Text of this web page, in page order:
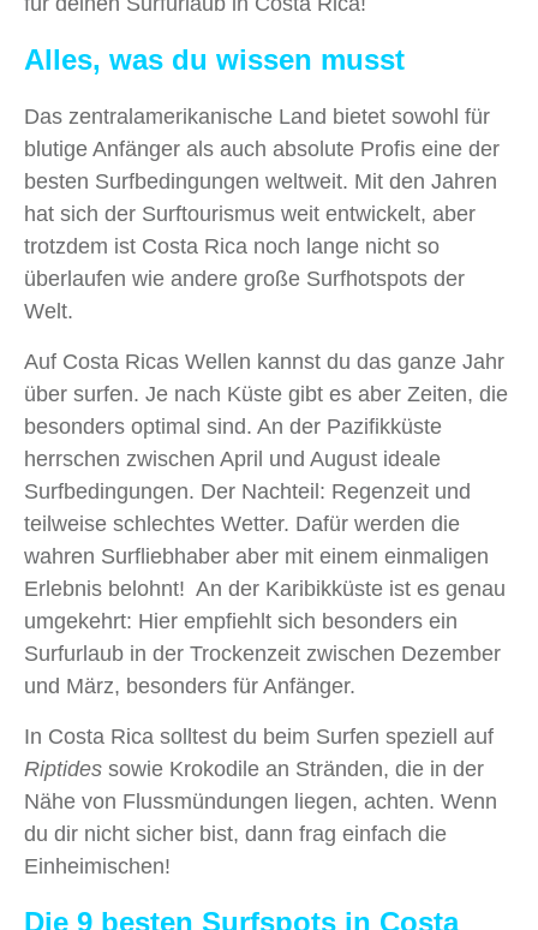
Alles, was du wissen musst
Das zentralamerikanische Land bietet sowohl für
blutige Anfänger als auch absolute Profis eine der
besten Surfbedingungen weltweit. Mit den Jahren
hat sich der Surftourismus weit entwickelt, aber
trotzdem ist Costa Rica noch lange nicht so
überlaufen wie andere große Surfhotspots der
Welt.
Auf Costa Ricas Wellen kannst du das ganze Jahr
über surfen. Je nach Küste gibt es aber Zeiten, die
besonders optimal sind. An der Pazifikküste
herrschen zwischen April und August ideale
Surfbedingungen. Der Nachteil: Regenzeit und
teilweise schlechtes Wetter. Dafür werden die
wahren Surfliebhaber aber mit einem einmaligen
Erlebnis belohnt! An der Karibikküste ist es genau
umgekehrt: Hier empfiehlt sich besonders ein
Surfurlaub in der Trockenzeit zwischen Dezember
und März, besonders für Anfänger.
In Costa Rica solltest du beim Surfen speziell auf
Riptides sowie Krokodile an Stränden, die in der
Nähe von Flussmündungen liegen, achten. Wenn
du dir nicht sicher bist, dann frag einfach die
Einheimischen!
Die 9 besten Surfspots in Costa